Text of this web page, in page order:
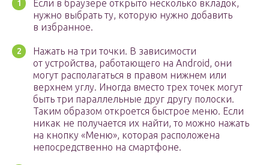
Если в браузере открыто несколько вкладок,
нужно выбрать ту, которую нужно добавить
в избранное.
Нажать на три точки. В зависимости
от устройства, работающего на Android, они
могут располагаться в правом нижнем или
верхнем углу. Иногда вместо трех точек могут
быть три параллельные друг другу полоски.
Таким образом откроется быстрое меню. Если
никак не получается их найти, то можно нажать
на кнопку «Меню», которая расположена
непосредственно на смартфоне.